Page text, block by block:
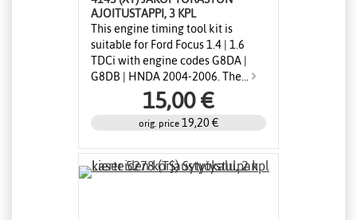
AJOITUSTAPPI, 3 KPL
This engine timing tool kit is
suitable for Ford Focus 1.4 | 1.6
TDCi with engine codes G8DA |
G8DB | HNDA 2004-2006. The...
15,00 €
orig. price 19,20 €